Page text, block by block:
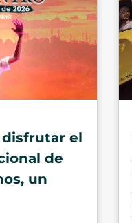
disfrutar el
de
un